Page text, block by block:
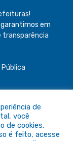
!
em
transparência
Félix do Araguaia
de
você
de cookies.
é feito, acesse